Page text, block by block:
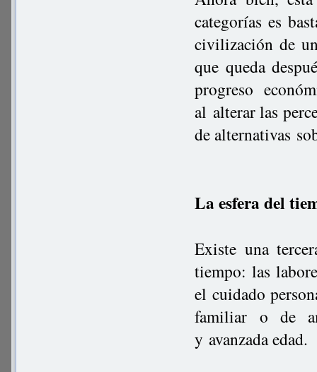
categorías es
civilización de
que queda
progreso
al alterar las
de alternativas
La esfera del
Existe una
tiempo: las
el cuidado
familiar o de
y avanzada edad.